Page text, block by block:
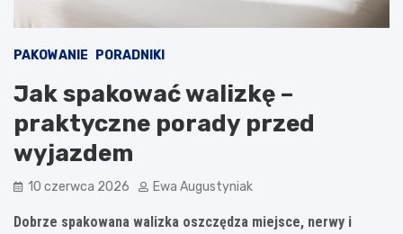
PAKOWANIE PORADNIKI
Jak spakować walizkę –
praktyczne porady przed
wyjazdem
10 czerwca 2026 Ewa Augustyniak
Dobrze spakowana walizka oszczędza miejsce, nerwy i